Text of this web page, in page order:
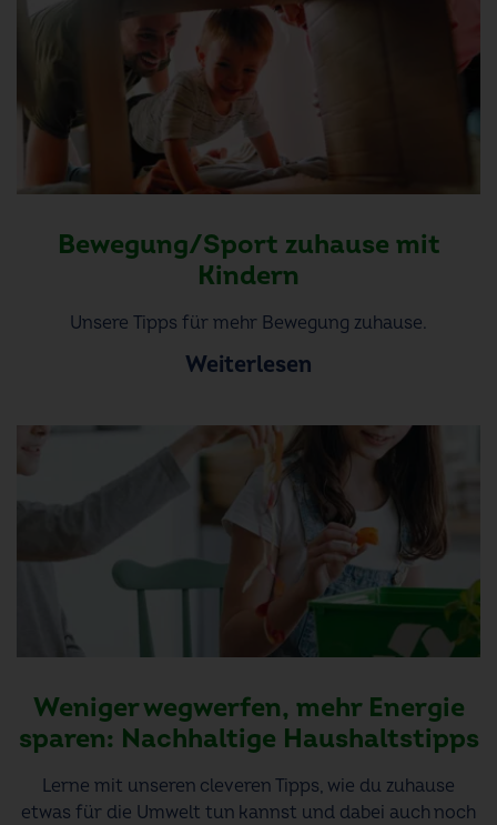
Bewegung/Sport zuhause mit
Kindern
Unsere Tipps für mehr Bewegung zuhause.
Weiterlesen
Weniger wegwerfen, mehr Energie
sparen: Nachhaltige Haushaltstipps
Lerne mit unseren cleveren Tipps, wie du zuhause
etwas für die Umwelt tun kannst und dabei auch noch